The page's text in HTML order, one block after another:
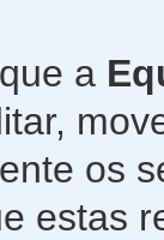
a
os
estas